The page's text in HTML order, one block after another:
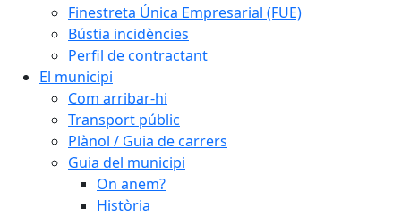
Finestreta Única Empresarial (FUE)
Bústia incidències
Perfil de contractant
El municipi
Com arribar-hi
Transport públic
Plànol / Guia de carrers
Guia del municipi
On anem?
Història